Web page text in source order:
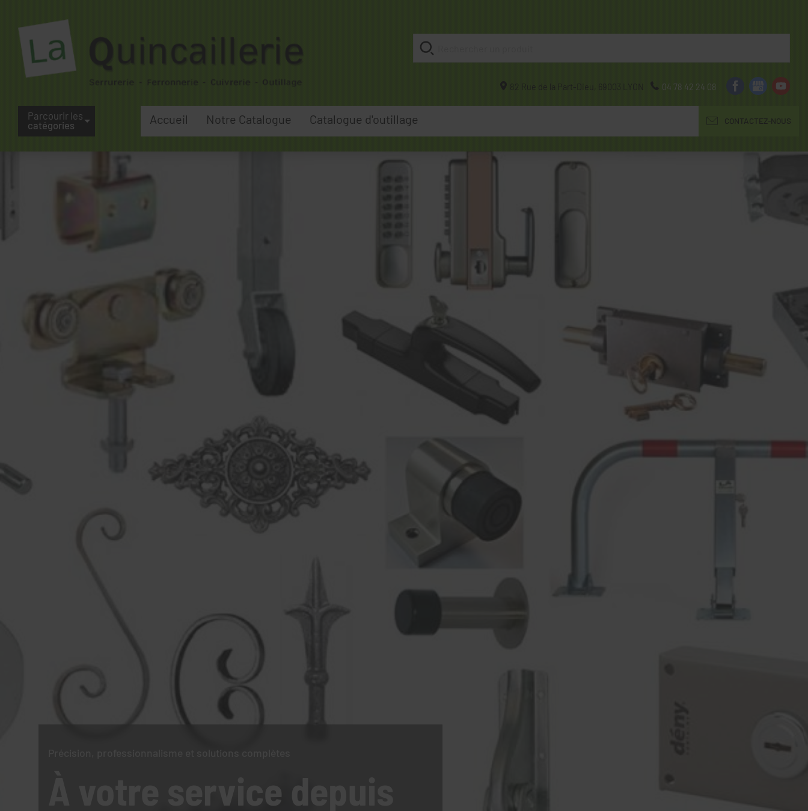
82 Rue de la Part-Dieu, 69003 LYON 04 78 42 24 08
Parcourir les
catégories
Accueil Notre Catalogue Catalogue d'outillage CONTACTEZ-NOUS
Précision, professionnalisme et solutions complètes
À votre service depuis